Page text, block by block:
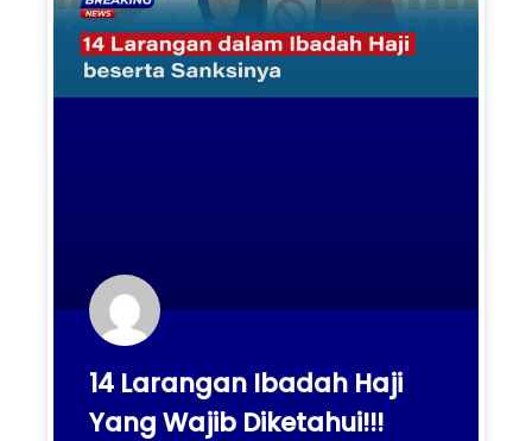
14 Larangan Ibadah Haji
Yang Wajib Diketahui!!!